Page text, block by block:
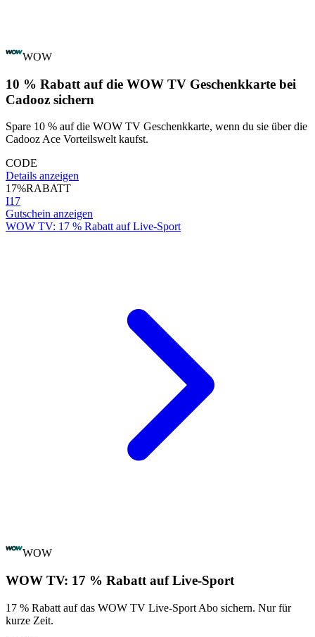
WOW
10 % Rabatt auf die WOW TV Geschenkkarte bei
Cadooz sichern
Spare 10 % auf die WOW TV Geschenkkarte, wenn du sie über die
Cadooz Ace Vorteilswelt kaufst.
CODE
Details anzeigen
17%RABATT
I17
Gutschein anzeigen
WOW TV: 17 % Rabatt auf Live-Sport
WOW
WOW TV: 17 % Rabatt auf Live-Sport
17 % Rabatt auf das WOW TV Live-Sport Abo sichern. Nur für
kurze Zeit.